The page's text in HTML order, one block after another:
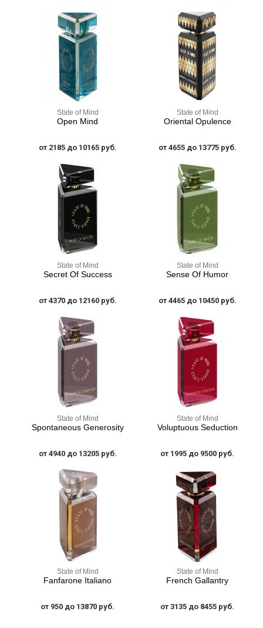
State of Mind
Open Mind
от 2185 до 10165 руб.
State of Mind
Oriental Opulence
от 4655 до 13775 руб.
State of Mind
Secret Of Success
от 4370 до 12160 руб.
State of Mind
Sense Of Humor
от 4465 до 10450 руб.
State of Mind
Spontaneous Generosity
от 4940 до 13205 руб.
State of Mind
Voluptuous Seduction
от 1995 до 9500 руб.
State of Mind
Fanfarone Italiano
от 950 до 13870 руб.
State of Mind
French Gallantry
от 3135 до 8455 руб.